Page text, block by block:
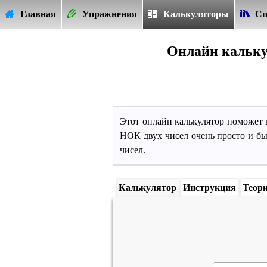
Главная Упражнения Калькуляторы
Онлайн
Этот онлайн калькулятор
НОК двух чисел очень просто и
чисел.
Калькулятор Инструкция